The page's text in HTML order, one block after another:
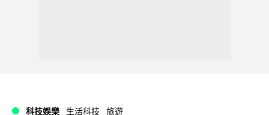
科技娛樂 生活科技 旅遊